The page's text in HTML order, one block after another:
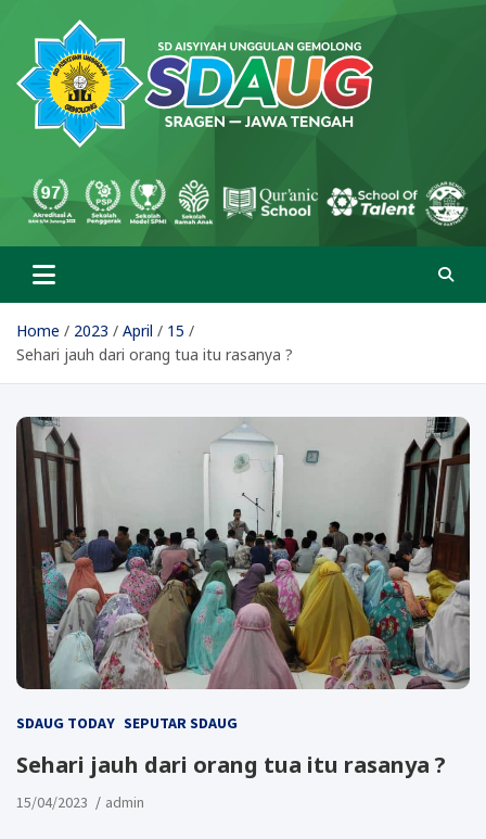
content
SD Aisyiyah Unggulan
Gemolong
Home 2023 April
15
Sehari jauh dari orang tua itu rasanya ?
SDAUG TODAY SEPUTAR SDAUG
Sehari jauh dari orang tua itu rasanya ?
15/04/2023 admin